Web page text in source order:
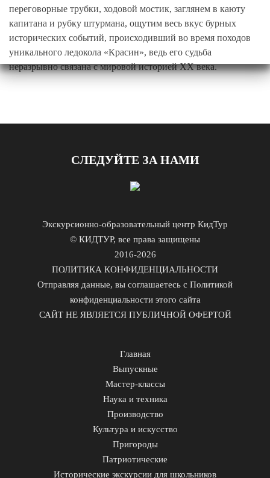
переговорные трубки, ходовой мостик, заглянем в каюту
капитана и рубку штурмана, ощутим весь вкус бурных
исторических событий, происходивший во время походов
уникального ледокола «Красин», ведь его судьба
неразрывно связана с мировой историей XX века.
СЛЕДУЙТЕ ЗА НАМИ
Экскурсионно-образовательный центр КидТур
© КИДТУР, все права защищены
2016-2026
ПОЛИТИКА КОНФИДЕНЦИАЛЬНОСТИ
Отправляя данные, вы соглашаетесь с Политикой
конфиденциальности этого сайта
САЙТ НЕ ЯВЛЯЕТСЯ ПУБЛИЧНОЙ ОФЕРТОЙ
Главная
Выпускные
Мастер-классы
Наука и техника
Производство
Культура и искусство
Пригороды
Патриотические
Исторические экскурсии для школьников